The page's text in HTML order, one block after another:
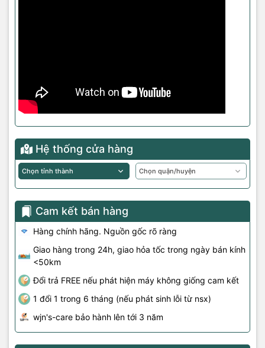
Hệ thống cửa hàng
Cam kết bán hàng
Hàng chính hãng. Nguồn gốc rõ ràng
Giao hàng trong 24h, giao hỏa tốc trong ngày bán kính
<50km
Đổi trả FREE nếu phát hiện máy không giống cam kết
1 đổi 1 trong 6 tháng (nếu phát sinh lỗi từ nsx)
wjn's-care bảo hành lên tới 3 năm